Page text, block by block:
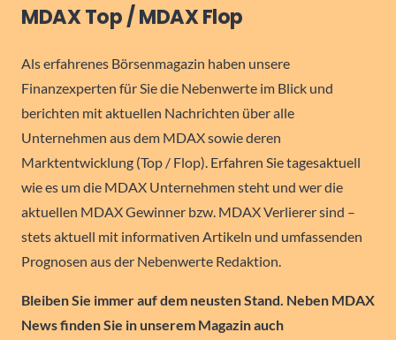
MDAX Top / MDAX Flop
Als erfahrenes Börsenmagazin haben unsere
Finanzexperten für Sie die Nebenwerte im Blick und
berichten mit aktuellen Nachrichten über alle
Unternehmen aus dem MDAX sowie deren
Marktentwicklung (Top / Flop). Erfahren Sie tagesaktuell
wie es um die MDAX Unternehmen steht und wer die
aktuellen MDAX Gewinner bzw. MDAX Verlierer sind –
stets aktuell mit informativen Artikeln und umfassenden
Prognosen aus der Nebenwerte Redaktion.
Bleiben Sie immer auf dem neusten Stand. Neben MDAX
News finden Sie in unserem Magazin auch